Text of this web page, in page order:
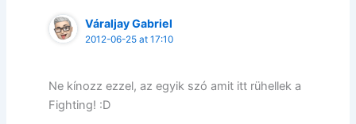
Váraljay Gabriel
2012-06-25 at 17:10
Ne kínozz ezzel, az egyik szó amit itt rühellek a
Fighting! :D